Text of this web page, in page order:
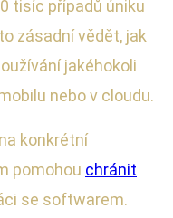
tisíc případů úniku
zásadní vědět, jak
jakéhokoli
nebo v cloudu.
konkrétní
pomohou chránit
se softwarem.